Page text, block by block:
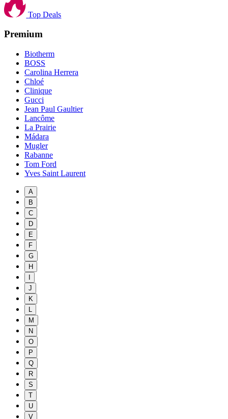
Top Deals
Premium
Biotherm
BOSS
Carolina Herrera
Chloé
Clinique
Gucci
Jean Paul Gaultier
Lancôme
La Prairie
Mádara
Mugler
Rabanne
Tom Ford
Yves Saint Laurent
A
B
C
D
E
F
G
H
J
K
L
M
N
O
P
Q
R
S
T
U
V